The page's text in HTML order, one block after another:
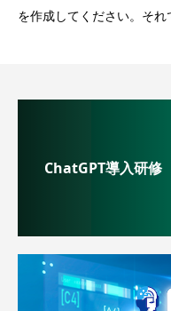
を作成してください。そ
ChatGPT導入研修